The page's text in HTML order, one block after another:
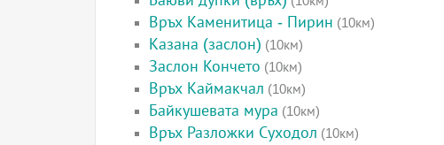
Връх Каменитица - Пирин (10км)
Казана (заслон) (10км)
Заслон Кончето (10км)
Връх Каймакчал (10км)
Байкушевата мура (10км)
Връх Разложки Суходол (10км)